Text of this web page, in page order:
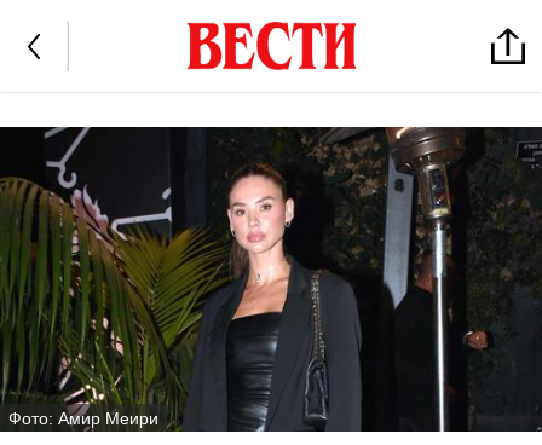
Фото: Амир Меири